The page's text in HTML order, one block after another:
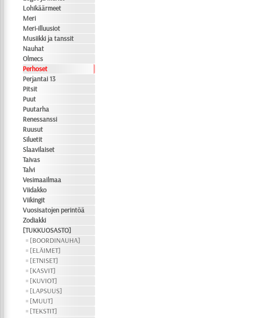
Lohikäärmeet
Meri
Meri-illuusiot
Musiikki ja tanssit
Nauhat
Olmecs
Perhoset
Perjantai 13
Pitsit
Puut
Puutarha
Renessanssi
Ruusut
Siluetit
Slaavilaiset
Taivas
Talvi
Vesimaailmaa
Viidakko
Viikingit
Vuosisatojen perintöä
Zodiakki
[TUKKUOSASTO]
[BOORDINAUHA]
[ELÄIMET]
[ETNISET]
[KASVIT]
[KUVIOT]
[LAPSUUS]
[MUUT]
[TEKSTIT]